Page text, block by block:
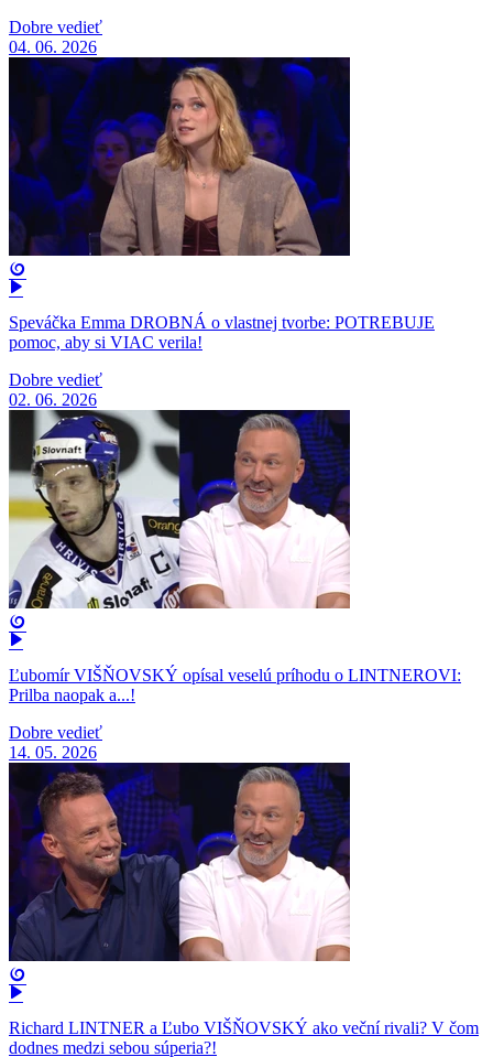
Dobre vedieť
04. 06. 2026
Speváčka Emma DROBNÁ o vlastnej tvorbe: POTREBUJE
pomoc, aby si VIAC verila!
Dobre vedieť
02. 06. 2026
Ľubomír VIŠŇOVSKÝ opísal veselú príhodu o LINTNEROVI:
Prilba naopak a...!
Dobre vedieť
14. 05. 2026
Richard LINTNER a Ľubo VIŠŇOVSKÝ ako veční rivali? V čom
dodnes medzi sebou súperia?!